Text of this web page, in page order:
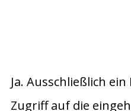
Ja. Ausschließlich
Zugriff auf die